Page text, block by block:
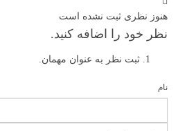
هنوز نظری ثبت نشده است
نظر خود را اضافه کنید.
ثبت نظر به عنوان مهمان.
نام